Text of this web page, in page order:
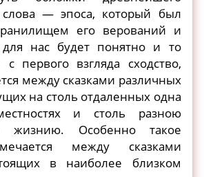
слова — эпоса, который был
его верований и
нас будет понятно и то
с первого взгляда сходство,
между сказками различных
на столь отдаленных одна
и столь разною
жизнию. Особенно такое
между сказками
в наиболее близком